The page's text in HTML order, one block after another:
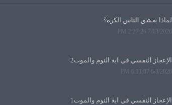
لماذا يعشق الناس الكرة؟
7/13/2026 2:27:26 PM
الإعجاز النفسي في آية النوم والموت2
6/8/2026 6:11:07 PM
الإعجاز النفسي في آية النوم والموت1